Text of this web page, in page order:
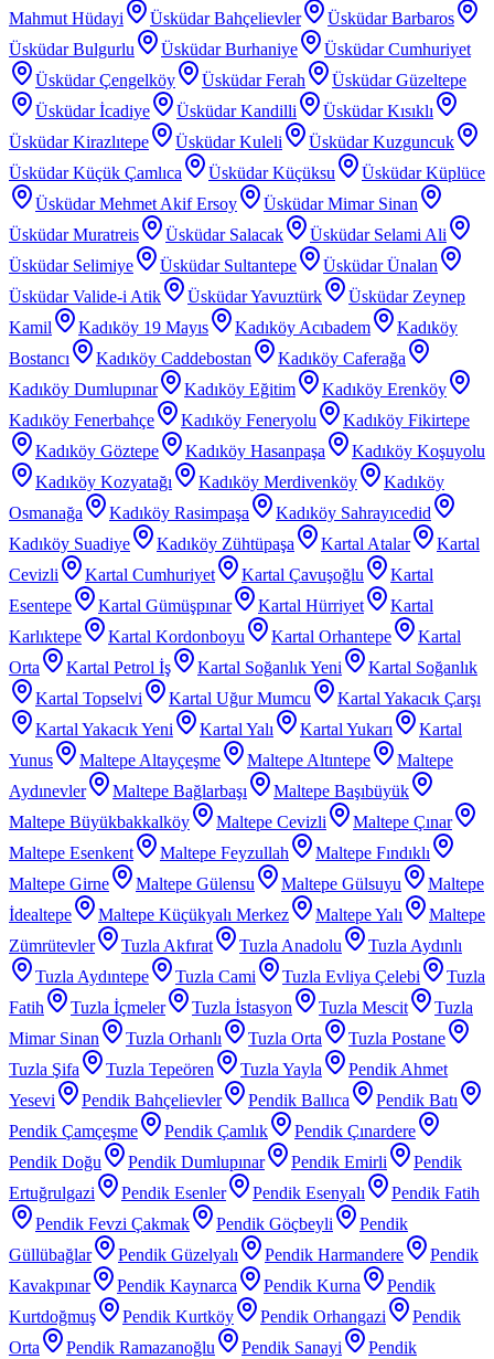
Mahmut Hüdayi Üsküdar Bahçelievler
Üsküdar Barbaros
Üsküdar Bulgurlu
Üsküdar Burhaniye
Üsküdar Cumhuriyet
Üsküdar Çengelköy
Üsküdar Ferah
Üsküdar Güzeltepe
Üsküdar İcadiye
Üsküdar Kandilli
Üsküdar Kısıklı
Üsküdar Kirazlıtepe
Üsküdar Kuleli
Üsküdar Kuzguncuk
Üsküdar Küçük Çamlıca
Üsküdar Küçüksu
Üsküdar Küplüce
Üsküdar Mehmet Akif Ersoy
Üsküdar Mimar Sinan
Üsküdar Muratreis
Üsküdar Salacak
Üsküdar Selami Ali
Üsküdar Selimiye
Üsküdar Sultantepe
Üsküdar Ünalan
Üsküdar Valide-i Atik
Üsküdar Yavuztürk
Üsküdar Zeynep
Kamil
Kadıköy 19 Mayıs Kadıköy Acıbadem
Kadıköy
Bostancı
Kadıköy Caddebostan
Kadıköy Caferağa
Kadıköy Dumlupınar
Kadıköy Eğitim
Kadıköy Erenköy
Kadıköy Fenerbahçe
Kadıköy Feneryolu
Kadıköy Fikirtepe
Kadıköy Göztepe
Kadıköy Hasanpaşa
Kadıköy Koşuyolu
Kadıköy Kozyatağı
Kadıköy Merdivenköy
Kadıköy
Osmanağa
Kadıköy Rasimpaşa
Kadıköy Sahrayıcedid
Kadıköy Suadiye
Kadıköy Zühtüpaşa Kartal Atalar
Kartal
Cevizli
Kartal Cumhuriyet Kartal Çavuşoğlu
Kartal
Esentepe
Kartal Gümüşpınar Kartal Hürriyet
Kartal
Karlıktepe
Kartal Kordonboyu Kartal Orhantepe
Kartal
Orta
Kartal Petrol İş Kartal Soğanlık Yeni
Kartal Soğanlık
Kartal Topselvi
Kartal Uğur Mumcu
Kartal Yakacık Çarşı
Kartal Yakacık Yeni
Kartal Yalı Kartal Yukarı
Kartal
Yunus
Maltepe Altayçeşme Maltepe Altıntepe
Maltepe
Aydınevler
Maltepe Bağlarbaşı
Maltepe Başıbüyük
Maltepe Büyükbakkalköy
Maltepe Cevizli
Maltepe Çınar
Maltepe Esenkent
Maltepe Feyzullah
Maltepe Fındıklı
Maltepe Girne
Maltepe Gülensu Maltepe Gülsuyu
Maltepe
İdealtepe
Maltepe Küçükyalı Merkez Maltepe Yalı
Maltepe
Zümrütevler
Tuzla Akfırat Tuzla Anadolu
Tuzla Aydınlı
Tuzla Aydıntepe
Tuzla Cami Tuzla Evliya Çelebi
Tuzla
Fatih
Tuzla İçmeler Tuzla İstasyon Tuzla Mescit
Tuzla
Mimar Sinan
Tuzla Orhanlı Tuzla Orta
Tuzla Postane
Tuzla Şifa
Tuzla Tepeören Tuzla Yayla
Pendik Ahmet
Yesevi
Pendik Bahçelievler Pendik Ballıca
Pendik Batı
Pendik Çamçeşme
Pendik Çamlık
Pendik Çınardere
Pendik Doğu
Pendik Dumlupınar Pendik Emirli
Pendik
Ertuğrulgazi
Pendik Esenler Pendik Esenyalı
Pendik Fatih
Pendik Fevzi Çakmak
Pendik Göçbeyli
Pendik
Güllübağlar
Pendik Güzelyalı Pendik Harmandere
Pendik
Kavakpınar
Pendik Kaynarca Pendik Kurna
Pendik
Kurtdoğmuş
Pendik Kurtköy Pendik Orhangazi
Pendik
Orta
Pendik Ramazanoğlu Pendik Sanayi
Pendik